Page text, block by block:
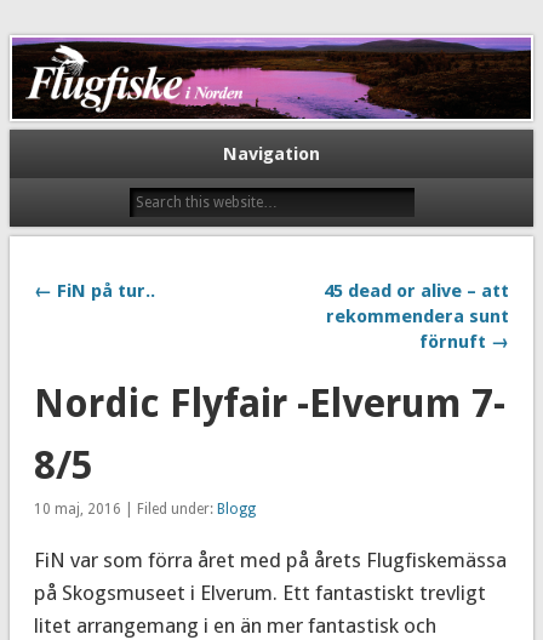
Flugfiske i Norden
Navigation
← FiN på tur..
45 dead or alive – att
rekommendera sunt
förnuft →
Nordic Flyfair -Elverum 7-
8/5
10 maj, 2016 | Filed under: Blogg
FiN var som förra året med på årets Flugfiskemässa
på Skogsmuseet i Elverum. Ett fantastiskt trevligt
litet arrangemang i en än mer fantastisk och